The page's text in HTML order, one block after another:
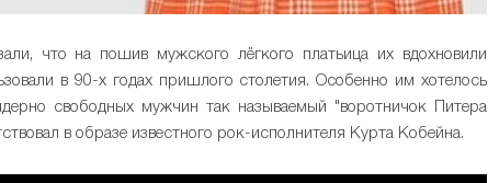
что на пошив мужского лёгкого платьица их вдохновили
в 90-х годах пришлого столетия. Особенно им хотелось
свободных мужчин так называемый "воротничок Питера
в образе известного рок-исполнителя Курта Кобейна.